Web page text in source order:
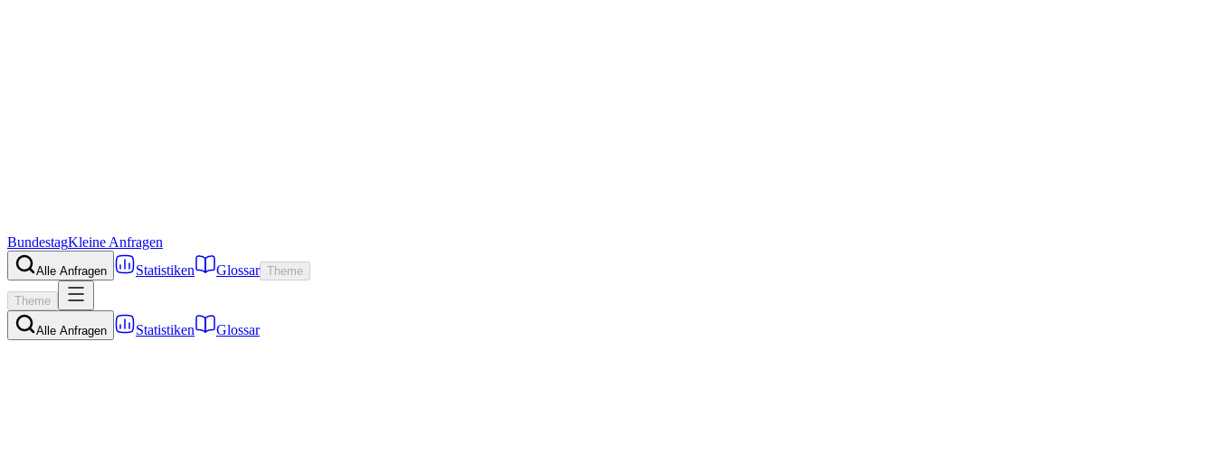
BundestagKleine Anfragen
Alle Anfragen Statistiken Glossar Theme
Theme
Alle Anfragen Statistiken Glossar